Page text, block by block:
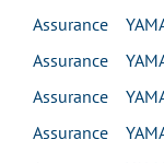
Assurance
Assurance
Assurance
Assurance